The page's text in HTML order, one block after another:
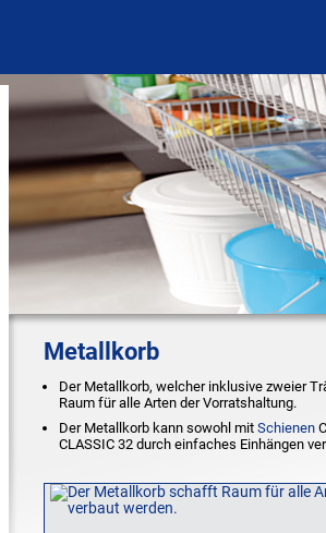
Metallkorb
Der Metallkorb, welcher inklusive zweier
Raum für alle Arten der Vorratshaltung.
Der Metallkorb kann sowohl mit Schienen
CLASSIC 32 durch einfaches Einhängen